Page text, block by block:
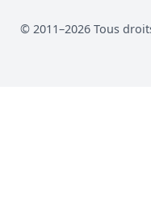
© 2011–2026 Tous